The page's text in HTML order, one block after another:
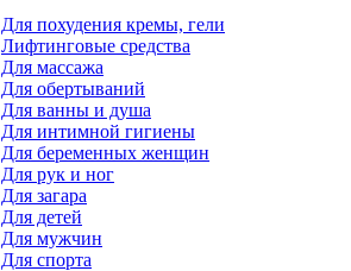
Для похудения кремы, гели
Лифтинговые средства
Для массажа
Для обертываний
Для ванны и душа
Для интимной гигиены
Для беременных женщин
Для рук и ног
Для загара
Для детей
Для мужчин
Для спорта